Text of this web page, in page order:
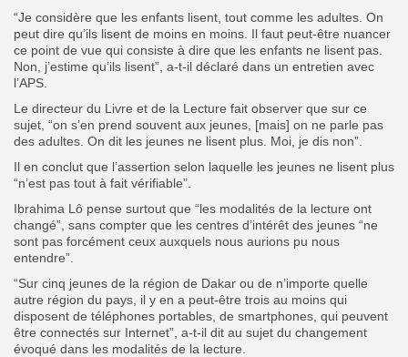
“Je considère que les enfants lisent, tout comme les adultes. On
peut dire qu’ils lisent de moins en moins. Il faut peut-être nuancer
ce point de vue qui consiste à dire que les enfants ne lisent pas.
Non, j’estime qu’ils lisent”, a-t-il déclaré dans un entretien avec
l’APS.
Le directeur du Livre et de la Lecture fait observer que sur ce
sujet, “on s’en prend souvent aux jeunes, [mais] on ne parle pas
des adultes. On dit les jeunes ne lisent plus. Moi, je dis non”.
Il en conclut que l’assertion selon laquelle les jeunes ne lisent plus
“n’est pas tout à fait vérifiable”.
Ibrahima Lô pense surtout que “les modalités de la lecture ont
changé”, sans compter que les centres d’intérêt des jeunes “ne
sont pas forcément ceux auxquels nous aurions pu nous
entendre”.
“Sur cinq jeunes de la région de Dakar ou de n’importe quelle
autre région du pays, il y en a peut-être trois au moins qui
disposent de téléphones portables, de smartphones, qui peuvent
être connectés sur Internet”, a-t-il dit au sujet du changement
évoqué dans les modalités de la lecture.